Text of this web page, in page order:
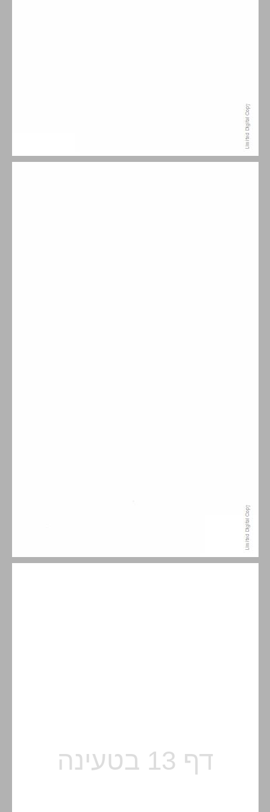
רבי שמשון רפאל הירש, המימין ומשמאיל ... 13